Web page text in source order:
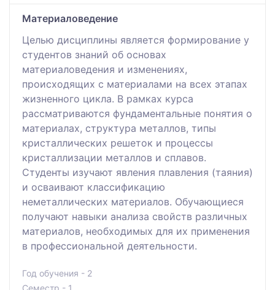
Материаловедение
Целью дисциплины является формирование у
студентов знаний об основах
материаловедения и изменениях,
происходящих с материалами на всех этапах
жизненного цикла. В рамках курса
рассматриваются фундаментальные понятия о
материалах, структура металлов, типы
кристаллических решеток и процессы
кристаллизации металлов и сплавов.
Студенты изучают явления плавления (таяния)
и осваивают классификацию
неметаллических материалов. Обучающиеся
получают навыки анализа свойств различных
материалов, необходимых для их применения
в профессиональной деятельности.
Год обучения - 2
Семестр - 1